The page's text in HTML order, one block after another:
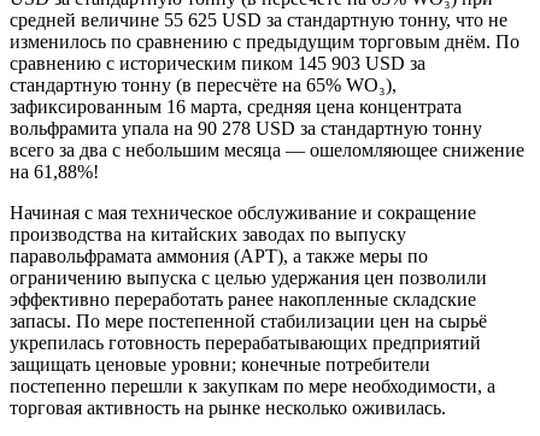
средней величине 55 625 USD за стандартную тонну, что не
изменилось по сравнению с предыдущим торговым днём. По
сравнению с историческим пиком 145 903 USD за
стандартную тонну (в пересчёте на 65% WO₃),
зафиксированным 16 марта, средняя цена концентрата
вольфрамита упала на 90 278 USD за стандартную тонну
всего за два с небольшим месяца — ошеломляющее снижение
на 61,88%!
Начиная с мая техническое обслуживание и сокращение
производства на китайских заводах по выпуску
паравольфрамата аммония (APT), а также меры по
ограничению выпуска с целью удержания цен позволили
эффективно переработать ранее накопленные складские
запасы. По мере постепенной стабилизации цен на сырьё
укрепилась готовность перерабатывающих предприятий
защищать ценовые уровни; конечные потребители
постепенно перешли к закупкам по мере необходимости, а
торговая активность на рынке несколько оживилась.